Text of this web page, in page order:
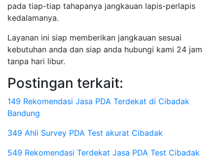
pada tiap-tiap tahapanya jangkauan lapis-perlapis
kedalamanya.
Layanan ini siap memberikan jangkauan sesuai
kebutuhan anda dan siap anda hubungi kami 24 jam
tanpa hari libur.
Postingan terkait:
149 Rekomendasi Jasa PDA Terdekat di Cibadak
Bandung
349 Ahli Survey PDA Test akurat Cibadak
549 Rekomendasi Terdekat Jasa PDA Test Cibadak